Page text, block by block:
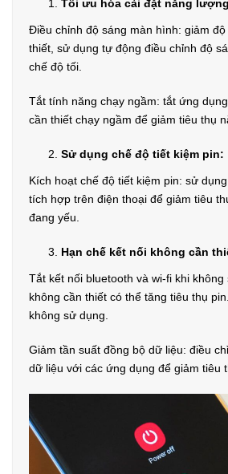
Tối ưu hóa cài đặt năng
Điều chỉnh độ sáng màn hình: giảm
thiết, sử dụng tự động điều chỉnh độ
chế độ tối.
Tắt tính năng chạy ngầm: tắt ứng
cần thiết chạy ngầm để giảm tiêu thụ
Sử dụng chế độ tiết kiệm pin:
Kích hoạt chế độ tiết kiệm pin: sử
tích hợp trên điện thoại để giảm tiêu
đang yếu.
Hạn chế kết nối không cần
Tắt kết nối bluetooth và wi-fi khi
không cần thiết có thể tăng tiêu thụ
không sử dụng.
Giảm tần suất đồng bộ dữ liệu: điều
dữ liệu với các ứng dụng để giảm tiêu